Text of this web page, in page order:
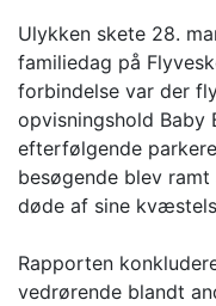
Ulykken skete 28.
familiedag på
forbindelse var der
opvisningshold Baby
efterfølgende
besøgende blev
døde af sine
Rapporten
vedrørende blandt